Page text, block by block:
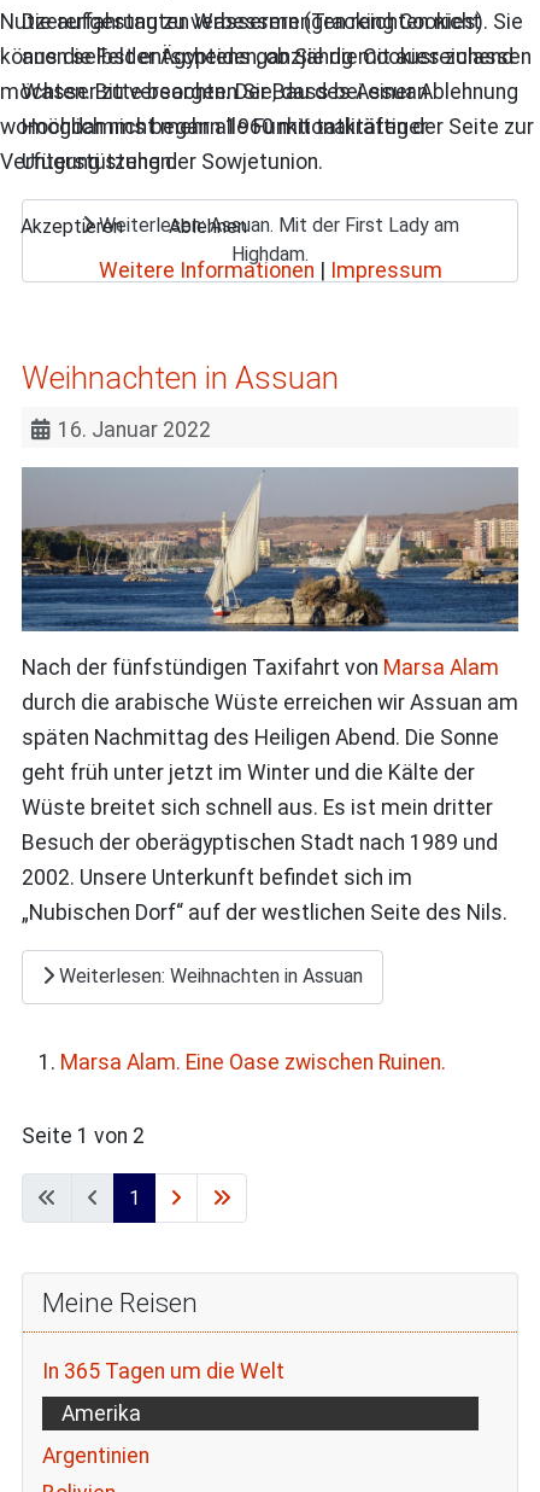
Die aufgestauten Wassermengen reichten nicht
aus die Felder Ägyptens ganzjährig mit ausreichend
Wasser zu versorgen. Der Bau des Assuan
Hochdamms begann 1960 mit tatkräftiger
Unterstützung der Sowjetunion.
Weiterlesen: Assuan. Mit der First Lady am
Highdam.
Weihnachten in Assuan
16. Januar 2022
Nach der fünfstündigen Taxifahrt von Marsa Alam
durch die arabische Wüste erreichen wir Assuan am
späten Nachmittag des Heiligen Abend. Die Sonne
geht früh unter jetzt im Winter und die Kälte der
Wüste breitet sich schnell aus. Es ist mein dritter
Besuch der oberägyptischen Stadt nach 1989 und
2002. Unsere Unterkunft befindet sich im
„Nubischen Dorf“ auf der westlichen Seite des Nils.
Weiterlesen: Weihnachten in Assuan
Marsa Alam. Eine Oase zwischen Ruinen.
Seite 1 von 2
1
Meine Reisen
In 365 Tagen um die Welt
Amerika
Argentinien
Nutzererfahrung zu verbessern (Tracking Cookies). Sie
können selbst entscheiden, ob Sie die Cookies zulassen
möchten. Bitte beachten Sie, dass bei einer Ablehnung
womöglich nicht mehr alle Funktionalitäten der Seite zur
Verfügung stehen.
Akzeptieren Ablehnen
Weitere Informationen Impressum